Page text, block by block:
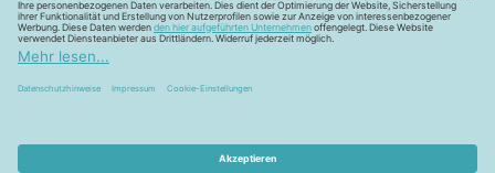
Widerrufsbelehrung Vertrag widerrufen
Barrierefreiheitserklärung
Pflegehinweise